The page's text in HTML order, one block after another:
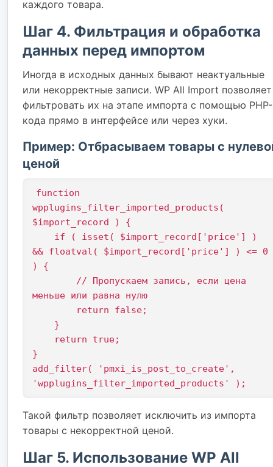
каждого товара.
Шаг 4. Фильтрация и обработка
данных перед импортом
Иногда в исходных данных бывают неактуальные
или некорректные записи. WP All Import позволяет
фильтровать их на этапе импорта с помощью PHP-
кода прямо в интерфейсе или через хуки.
Пример: Отбрасываем товары с
ценой
function
wpplugins_filter_imported_products(
$import_record ) {
&& floatval( $import_record['price'] ) <= 0
) {
меньше или равна нулю
}
add_filter( 'pmxi_is_post_to_create',
Такой фильтр позволяет исключить из импорта
товары с некорректной ценой.
Шаг 5. Использование WP All